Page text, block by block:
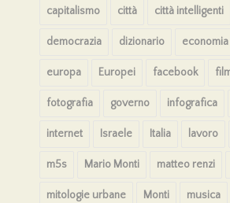
capitalismo città città intelligenti
democrazia dizionario economia
europa Europei facebook
fotografia governo infografica
internet Israele Italia lavoro
m5s Mario Monti matteo renzi
mitologie urbane Monti musica